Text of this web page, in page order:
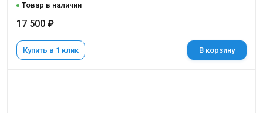
Товар в наличии
17 500 ₽
Купить в 1 клик В корзину